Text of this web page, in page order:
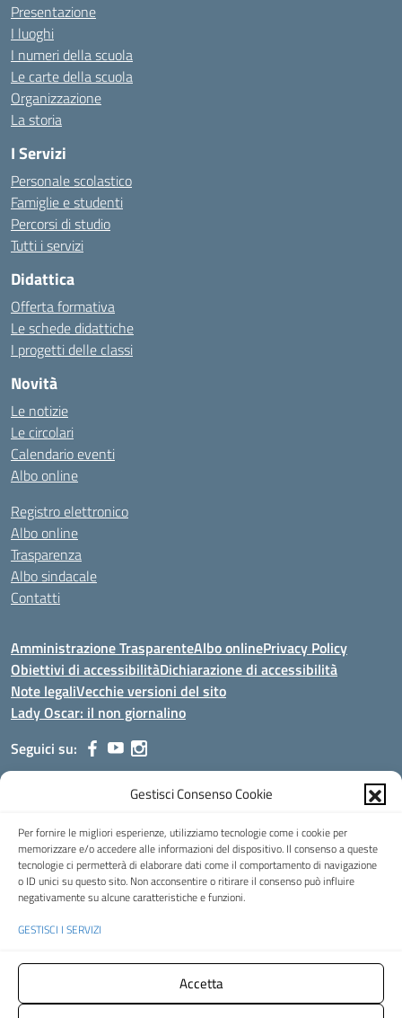
Gestisci Consenso Cookie
Per fornire le migliori esperienze, utilizziamo tecnologie come i cookie per
memorizzare e/o accedere alle informazioni del dispositivo. Il consenso a queste
tecnologie ci permetterà di elaborare dati come il comportamento di navigazione
o ID unici su questo sito. Non acconsentire o ritirare il consenso può influire
negativamente su alcune caratteristiche e funzioni.
GESTISCI I SERVIZI
Accetta
Presentazione
I luoghi
I numeri della scuola
Le carte della scuola
Organizzazione
La storia
I Servizi
Personale scolastico
Famiglie e studenti
Percorsi di studio
Tutti i servizi
Didattica
Offerta formativa
Le schede didattiche
I progetti delle classi
Novità
Le notizie
Le circolari
Calendario eventi
Albo online
Registro elettronico
Albo online
Trasparenza
Albo sindacale
Contatti
Amministrazione TrasparenteAlbo onlinePrivacy Policy
Obiettivi di accessibilitàDichiarazione di accessibilità
Note legaliVecchie versioni del sito
Lady Oscar: il non giornalino
Seguici su:
Viale Aldo Moro, 51 - 24021 Albino (Bg)
Posta elettronica certificata (PEC):bgis00900b@pec.istruzione.it
Codice fiscale: 95002390169
Codice meccanografico:BGIS00900B
Codice unico di fatturazione (CUF): UFMHLX
Spazio web concesso in uso gratuito daWeb3king, via Pertini 8 ALBINO